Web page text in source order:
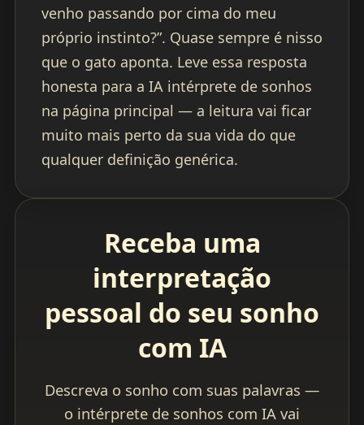
venho passando por cima do meu
próprio instinto?”. Quase sempre é nisso
que o gato aponta. Leve essa resposta
honesta para a IA intérprete de sonhos
na página principal — a leitura vai ficar
muito mais perto da sua vida do que
qualquer definição genérica.
Receba uma
interpretação
pessoal do seu sonho
com IA
Descreva o sonho com suas palavras —
o intérprete de sonhos com IA vai